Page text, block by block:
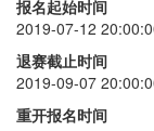
五阶
+
单手
魔表
报名起始时间
2019-07-12
退赛截止时间
2019-09-07
重开报名时间